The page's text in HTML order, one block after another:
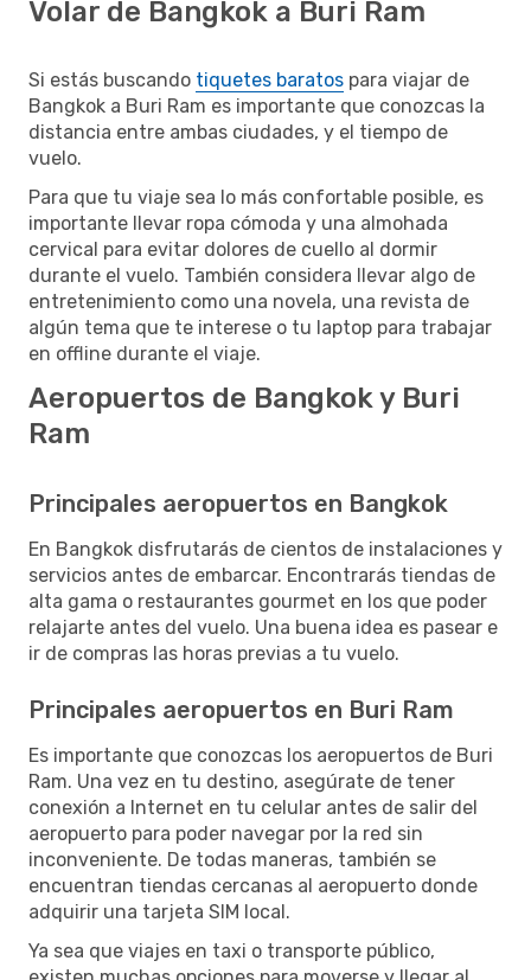
Volar de Bangkok a Buri Ram
Si estás buscando tiquetes baratos para viajar de
Bangkok a Buri Ram es importante que conozcas la
distancia entre ambas ciudades, y el tiempo de
vuelo.
Para que tu viaje sea lo más confortable posible, es
importante llevar ropa cómoda y una almohada
cervical para evitar dolores de cuello al dormir
durante el vuelo. También considera llevar algo de
entretenimiento como una novela, una revista de
algún tema que te interese o tu laptop para trabajar
en offline durante el viaje.
Aeropuertos de Bangkok y Buri
Ram
Principales aeropuertos en Bangkok
En Bangkok disfrutarás de cientos de instalaciones y
servicios antes de embarcar. Encontrarás tiendas de
alta gama o restaurantes gourmet en los que poder
relajarte antes del vuelo. Una buena idea es pasear e
ir de compras las horas previas a tu vuelo.
Principales aeropuertos en Buri Ram
Es importante que conozcas los aeropuertos de Buri
Ram. Una vez en tu destino, asegúrate de tener
conexión a Internet en tu celular antes de salir del
aeropuerto para poder navegar por la red sin
inconveniente. De todas maneras, también se
encuentran tiendas cercanas al aeropuerto donde
adquirir una tarjeta SIM local.
Ya sea que viajes en taxi o transporte público,